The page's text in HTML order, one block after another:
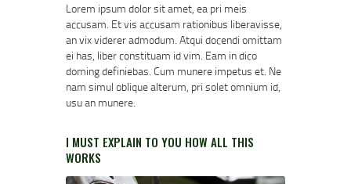
Lorem ipsum dolor sit amet, ea pri meis
accusam. Et vis accusam rationibus liberavisse,
an vix viderer admodum. Atqui docendi omittam
ei has, liber constituam id vim. Eam in dico
doming definiebas. Cum munere impetus et. Ne
nam simul oblique alterum, pri solet omnium id,
usu an munere.
I MUST EXPLAIN TO YOU HOW ALL THIS
WORKS